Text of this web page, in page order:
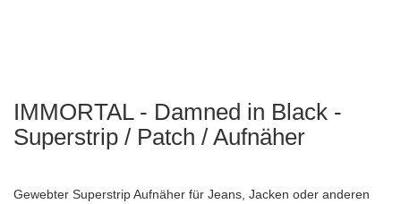
IMMORTAL - Damned in Black -
Superstrip / Patch / Aufnäher
Gewebter Superstrip Aufnäher für Jeans, Jacken oder anderen
Zum
der